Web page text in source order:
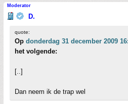
Moderator
D.
quote:
Op donderdag 31 december 2009
het volgende:
[..]
Dan neem ik de trap wel